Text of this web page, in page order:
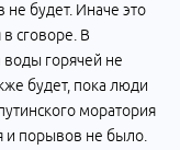
не будет. Иначе это
сговоре. В
горячей не
будет, пока люди
моратория
и порывов не было.